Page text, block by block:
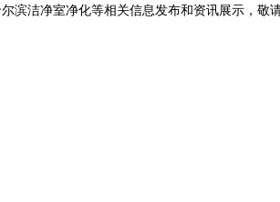
滨洁净室净化等相关信息发布和资讯展示，敬